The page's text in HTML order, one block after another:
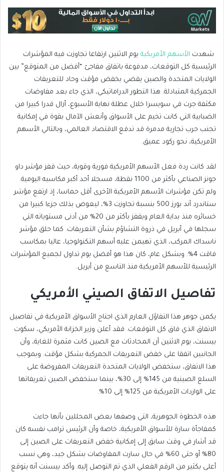
شهدت الأسهم الأمريكية يوم الاثنين ارتفاعا تجاوزت فيه المؤشرات
الرئيسية كل التوقعات، مدفوعة باتفاق مفاجئ “أفضل من المتوقع” بين
الولايات المتحدة والصين يقضي بخفض مؤقت وحاد للتعريفات
الجمركية المتبادلة. هذا التطور الدراماتيكي، الذي جاء بعد مفاوضات
مكثفة جرت في سويسرا خلال عطلة نهاية الأسبوع، أزال قدرا كبيرا من
الضبابية التي كانت تخيم على الأسواق وأنعش الآمال بقوة في إمكانية
تجنب حرب تجارية مدمرة قد تدفع الاقتصاد العالمي، وبالتالي الأسهم
الأمريكية، نحو ركود عميق.
لقد كانت ردة فعل الأسهم الأمريكية فورية وقوية، حيث قفز مؤشر داو
جونز الصناعي بأكثر من 1100 نقطة، مسجلا أحد أكبر مكاسبه اليومية.
ولم تكن مؤشرات الأسهم الأمريكية الأخرى أقل حماسا، إذ ارتفع مؤشر
ستاندرد آند بورز 500 بنسبة تجاوزت 3%، ليعوض بذلك جزءا كبيرا من
خسائره منذ بداية العام ويقفز بأكثر من 20% من أدنى مستوياته التي
سجلها في أبريل في ذروة التشاؤم بشأن التعريفات. كما حلق مؤشر
ناسداك المركب، الذي تهيمن عليه أسهم التكنولوجيا، عاليا بمكاسب
فاقت 4%. وبشكل عام، كان هذا هو أفضل يوم تداول لجميع المؤشرات
الرئيسية للأسهم الأمريكية منذ التاسع من أبريل.
تفاصيل الاتفاق الصيني الأمريكي
يكمن جوهر هذا التفاؤل العارم الذي اجتاح الأسواق الأمريكية في تفاصيل
الاتفاق الذي فاق كل التوقعات. فقد أعلن وزير الخزانة الأمريكي، سكوت
بيسنت، يوم الاثنين أن المحادثات مع الصين كانت مثمرة للغاية، وأن
الجانبين اتفقا على خفض التعريفات الجمركية بشكل مؤقت. وبموجب
هذا الاتفاق، ستخفض الولايات المتحدة التعريفات المفروضة على
السلع الصينية من 145% إلى 30%، بينما ستخفض الصين تعريفاتها
على الواردات الأمريكية من 125% إلى 10%.
هذه الخطوة الجوهرية، التي وصفها بعض المحللين بأنها جاءت
كمفاجأة سارة للأسواق الأمريكية، خاصة وأن الرئيس ترامب نفسه كان
قد أشار في وقت سابق إلى إمكانية خفض التعريفات على الصين إلى
80% أو حتى 60% في حال سارت المفاوضات بشكل جيد، وهي نسب
أعلى بكثير من الرقم الفعلي الذي تم التوصل إليه. وأكد بيسنت أنه يتوقع